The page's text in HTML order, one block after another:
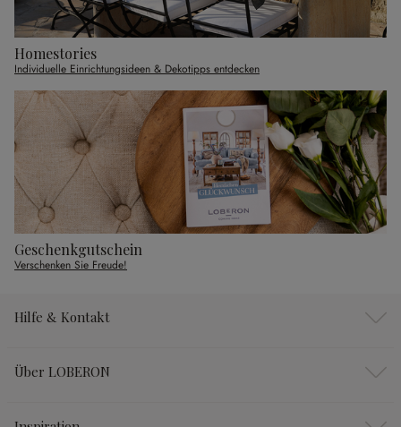
Homestories
Individuelle Einrichtungsideen & Dekotipps entdecken
Geschenkgutschein
Verschenken Sie Freude!
Hilfe & Kontakt
Über LOBERON